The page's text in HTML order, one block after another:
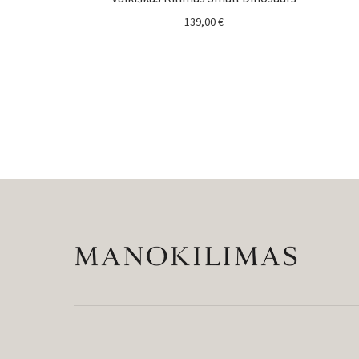
139,00€